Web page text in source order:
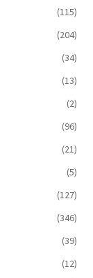
(115)
(204)
(34)
(13)
(2)
(96)
(21)
(5)
(127)
(346)
(39)
(12)